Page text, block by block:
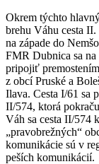
Okrem týchto
brehu Váhu cesta
na západe do
FMR Dubnica sa
pripojiť
z obcí Pruské a
Ilava. Cesta I/61 sa
II/574, ktorá
Váh sa cesta II/574
„pravobrežných“
komunikácie sú v
peších komunikácií.